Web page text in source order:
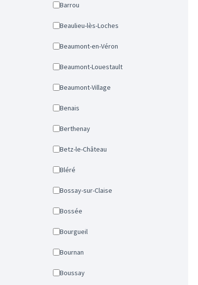
Barrou
Beaulieu-lès-Loches
Beaumont-en-Véron
Beaumont-Louestault
Beaumont-Village
Benais
Berthenay
Betz-le-Château
Bléré
Bossay-sur-Claise
Bossée
Bourgueil
Bournan
Boussay